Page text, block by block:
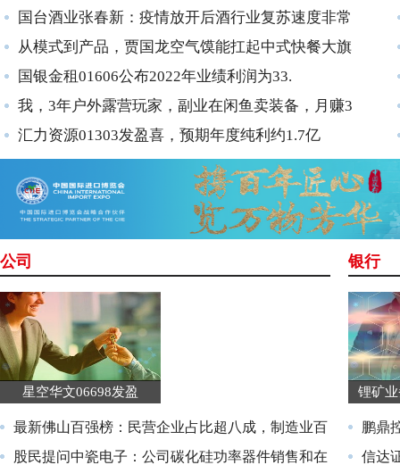
国台酒业张春新：疫情放开后酒行业复苏速度非常
快，
从模式到产品，贾国龙空气馍能扛起中式快餐大旗
么？
国银金租01606公布2022年业绩利润为33.
我，3年户外露营玩家，副业在闲鱼卖装备，月赚3
万
汇力资源01303发盈喜，预期年度纯利约1.7亿
公司
星空华文06698发盈
最新佛山百强榜：民营企业占比超八成，制造业百
股民提问中瓷电子：公司碳化硅功率器件销售和在
银行
锂矿
鹏鼎
信达